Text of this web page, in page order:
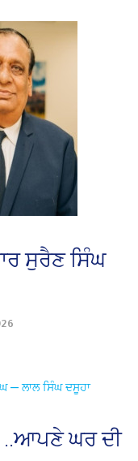
ਸੁਰੈਣ ਸਿੰਘ
..ਆਪਣੇ ਘਰ ਦੀ